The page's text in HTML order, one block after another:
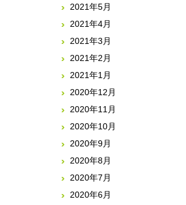
2021年5月
2021年4月
2021年3月
2021年2月
2021年1月
2020年12月
2020年11月
2020年10月
2020年9月
2020年8月
2020年7月
2020年6月